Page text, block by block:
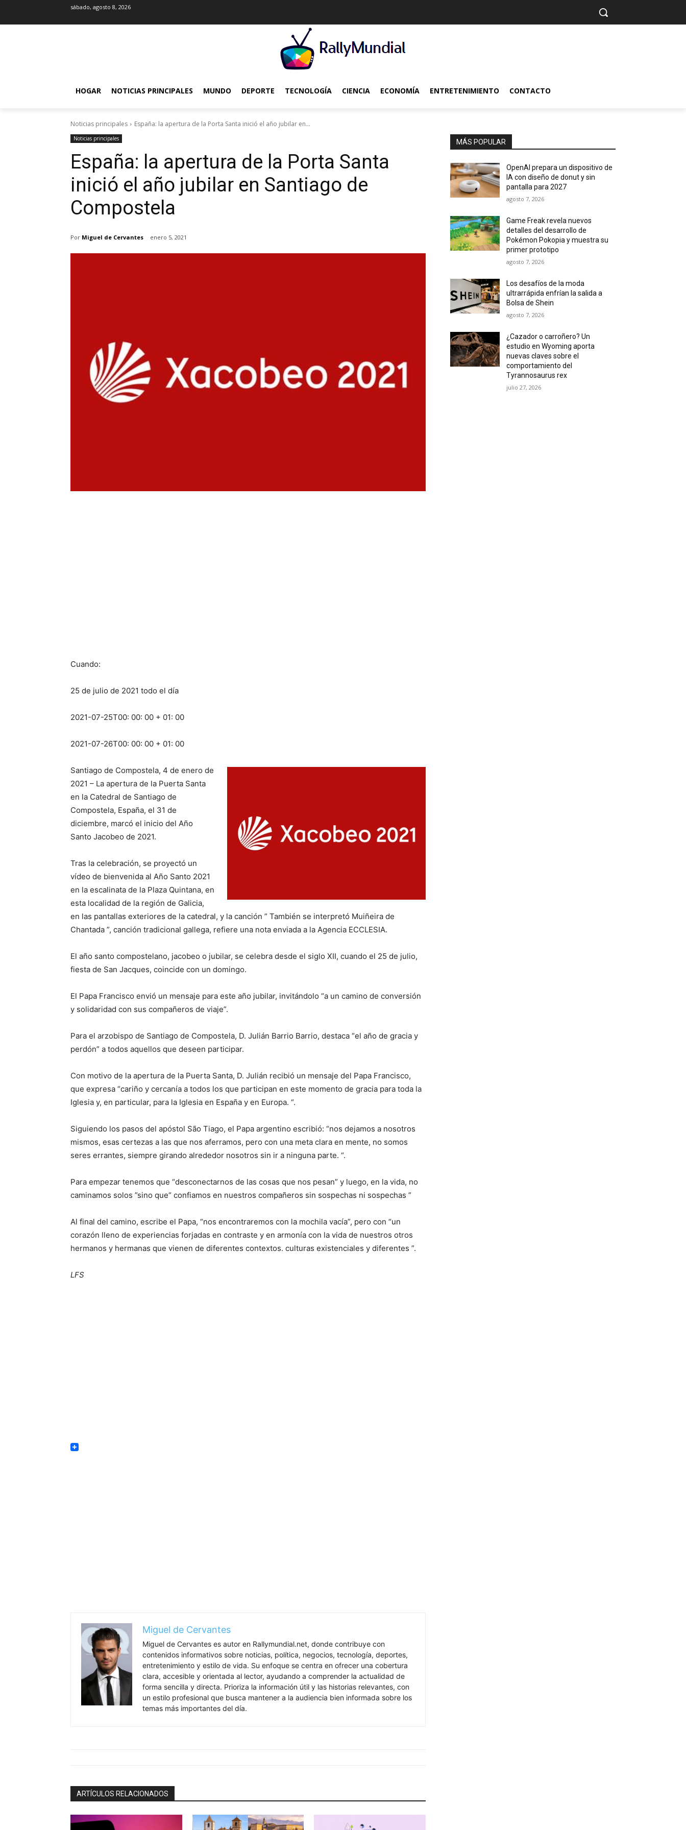
sábado, agosto 8, 2026
HOGAR NOTICIAS PRINCIPALES MUNDO DEPORTE TECNOLOGÍA CIENCIA ECONOMÍA ENTRETENIMIENTO CONTACTO
Noticias principales España: la apertura de la Porta Santa inició el año jubilar en...
Noticias principales
España: la apertura de la Porta Santa
inició el año jubilar en Santiago de
Compostela
Por Miguel de Cervantes enero 5, 2021
Cuando:
25 de julio de 2021 todo el día
2021-07-25T00: 00: 00 + 01: 00
2021-07-26T00: 00: 00 + 01: 00
Santiago de Compostela, 4 de enero de
2021 – La apertura de la Puerta Santa
en la Catedral de Santiago de
Compostela, España, el 31 de
diciembre, marcó el inicio del Año
Santo Jacobeo de 2021.
Tras la celebración, se proyectó un
vídeo de bienvenida al Año Santo 2021
en la escalinata de la Plaza Quintana, en
esta localidad de la región de Galicia,
en las pantallas exteriores de la catedral, y la canción ” También se interpretó Muiñeira de
Chantada ”, canción tradicional gallega, refiere una nota enviada a la Agencia ECCLESIA.
El año santo compostelano, jacobeo o jubilar, se celebra desde el siglo XII, cuando el 25 de julio,
fiesta de San Jacques, coincide con un domingo.
El Papa Francisco envió un mensaje para este año jubilar, invitándolo “a un camino de conversión
y solidaridad con sus compañeros de viaje”.
Para el arzobispo de Santiago de Compostela, D. Julián Barrio Barrio, destaca “el año de gracia y
perdón” a todos aquellos que deseen participar.
Con motivo de la apertura de la Puerta Santa, D. Julián recibió un mensaje del Papa Francisco,
que expresa “cariño y cercanía a todos los que participan en este momento de gracia para toda la
Iglesia y, en particular, para la Iglesia en España y en Europa. “.
Siguiendo los pasos del apóstol São Tiago, el Papa argentino escribió: “nos dejamos a nosotros
mismos, esas certezas a las que nos aferramos, pero con una meta clara en mente, no somos
seres errantes, siempre girando alrededor nosotros sin ir a ninguna parte. “.
Para empezar tenemos que “desconectarnos de las cosas que nos pesan” y luego, en la vida, no
caminamos solos ”sino que“ confiamos en nuestros compañeros sin sospechas ni sospechas ”
Al final del camino, escribe el Papa, “nos encontraremos con la mochila vacía”, pero con “un
corazón lleno de experiencias forjadas en contraste y en armonía con la vida de nuestros otros
hermanos y hermanas que vienen de diferentes contextos. culturas existenciales y diferentes ”.
LFS
Miguel de Cervantes
Miguel de Cervantes es autor en Rallymundial.net, donde contribuye con
contenidos informativos sobre noticias, política, negocios, tecnología, deportes,
entretenimiento y estilo de vida. Su enfoque se centra en ofrecer una cobertura
clara, accesible y orientada al lector, ayudando a comprender la actualidad de
forma sencilla y directa. Prioriza la información útil y las historias relevantes, con
un estilo profesional que busca mantener a la audiencia bien informada sobre los
temas más importantes del día.
ARTÍCULOS RELACIONADOS
MÁS POPULAR
OpenAI prepara un dispositivo de
IA con diseño de donut y sin
pantalla para 2027
agosto 7, 2026
Game Freak revela nuevos
detalles del desarrollo de
Pokémon Pokopia y muestra su
primer prototipo
agosto 7, 2026
Los desafíos de la moda
ultrarrápida enfrían la salida a
Bolsa de Shein
agosto 7, 2026
¿Cazador o carroñero? Un
estudio en Wyoming aporta
nuevas claves sobre el
comportamiento del
Tyrannosaurus rex
julio 27, 2026